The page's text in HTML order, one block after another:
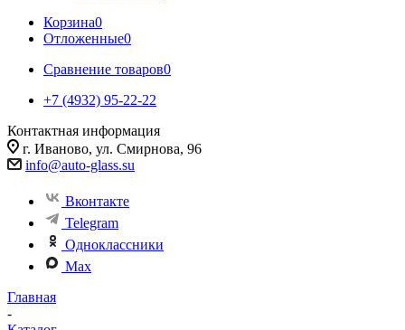
Корзина0
Отложенные0
Сравнение товаров0
+7 (4932) 95-22-22
Контактная информация
г. Иваново, ул. Смирнова, 96
info@auto-glass.su
Вконтакте
Telegram
Одноклассники
Max
Главная
-